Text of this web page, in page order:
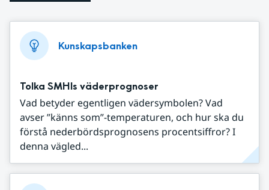
Kunskapsbanken
Tolka SMHIs väderprognoser
Vad betyder egentligen vädersymbolen? Vad
avser ”känns som”-temperaturen, och hur ska du
förstå nederbördsprognosens procentsiffror? I
denna vägled...